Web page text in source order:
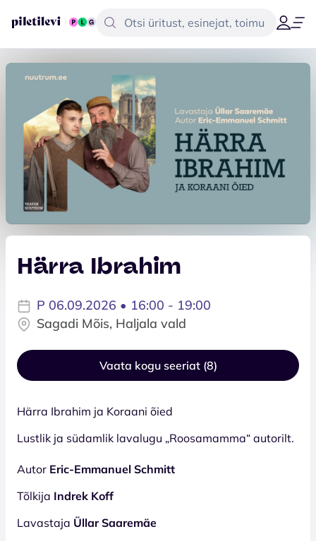
Härra Ibrahim
P 06.09.2026 • 16:00 - 19:00
Sagadi Mõis, Haljala vald
Vaata kogu seeriat (8)
Härra Ibrahim ja Koraani õied
Lustlik ja südamlik lavalugu „Roosamamma“ autorilt.
Autor Eric-Emmanuel Schmitt
Tõlkija Indrek Koff
Lavastaja Üllar Saaremäe